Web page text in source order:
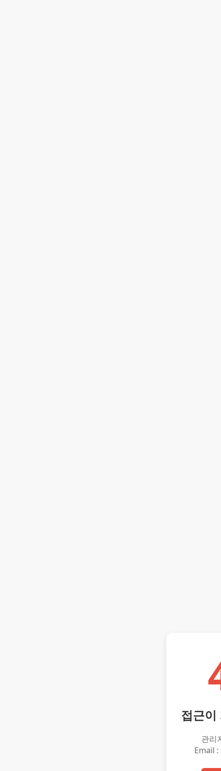
접근이
관리
Email